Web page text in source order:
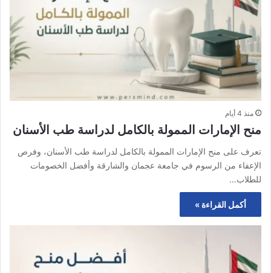
منذ 4 أيام
منح الإمارات الممولة بالكامل لدراسة طب الأسنان
تعرف على منح الإمارات الممولة بالكامل لدراسة طب الأسنان، وفرص
الإعفاء من الرسوم في جامعة عجمان والشارقة وأفضل الخصومات
للطلاب…
أكمل القراءة »